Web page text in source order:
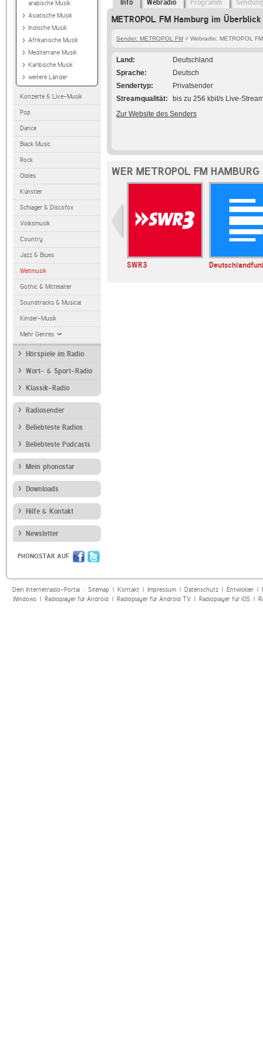
arabische Musik
Asiatische Musik
Indische Musik
Afrikanische Musik
Mediterrane Musik
Karibische Musik
weitere Länder
Konzerte & Live-Musik
Pop
Dance
Black Music
Rock
Oldies
Künstler
Schlager & Discofox
Volksmusik
Country
Jazz & Blues
Weltmusik
Gothic & Mittelalter
Soundtracks & Musical
Kinder-Musik
Mehr Genres
Hörspiele im Radio
Wort- & Sport-Radio
Klassik-Radio
Radiosender
Beliebteste Radios
Beliebteste Podcasts
Mein phonostar
Downloads
Hilfe & Kontakt
Newsletter
PHONOSTAR AUF
Info Webradio Programm
METROPOL FM Hamburg im Überblick
Sender: METROPOL FM > Webradio: METROPOL
Land
Deutschland
Sprache
Deutsch
Sendertyp
Privatsender
Streamqualität
bis zu 256 kbit/s Live-
Zur Website des Senders
WER METROPOL FM
SWR3
Dein Internetradio-Portal : Sitemap| Kontakt| Impressum| Datenschutz| Entwickler|
Windows| Radioplayer für Android| Radioplayer für Android TV| Radioplayer für iOS|